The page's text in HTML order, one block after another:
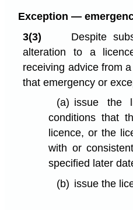
Exception —
3(3)
Despite
alteration to a
receiving advice from
that emergency or
(a) issue the
conditions that
licence, or the
with or
specified later
(b) issue the